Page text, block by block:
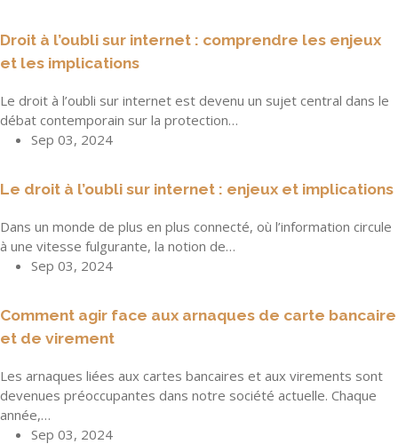
Droit à l’oubli sur internet : comprendre les enjeux
et les implications
Le droit à l’oubli sur internet est devenu un sujet central dans le
débat contemporain sur la protection…
Sep 03, 2024
Le droit à l’oubli sur internet : enjeux et implications
Dans un monde de plus en plus connecté, où l’information circule
à une vitesse fulgurante, la notion de…
Sep 03, 2024
Comment agir face aux arnaques de carte bancaire
et de virement
Les arnaques liées aux cartes bancaires et aux virements sont
devenues préoccupantes dans notre société actuelle. Chaque
année,…
Sep 03, 2024